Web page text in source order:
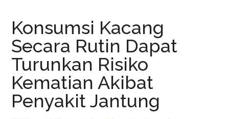
Konsumsi Kacang
Secara Rutin Dapat
Turunkan Risiko
Kematian Akibat
Penyakit Jantung